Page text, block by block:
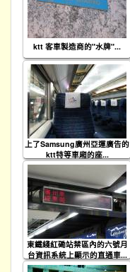
ktt 客車製造商的"水牌"...
上了Samsung廣州亞運廣告的
ktt特等車廂的座...
東鐵綫紅磡站禁區內的六號月
台資訊系統上顯示的直通車...